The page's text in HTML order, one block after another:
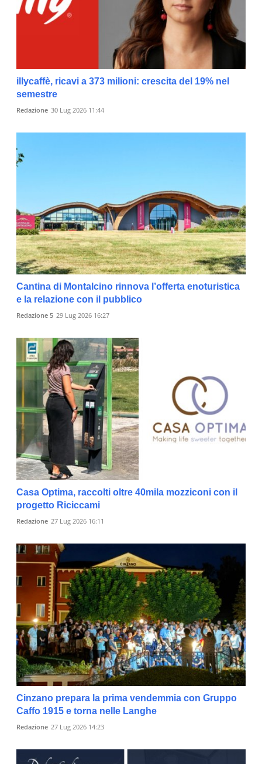
illycaffè, ricavi a 373 milioni: crescita del 19% nel
semestre
Redazione 30 Lug 2026 11:44
Cantina di Montalcino rinnova l’offerta enoturistica
e la relazione con il pubblico
Redazione 5 29 Lug 2026 16:27
Casa Optima, raccolti oltre 40mila mozziconi con il
progetto Riciccami
Redazione 27 Lug 2026 16:11
Cinzano prepara la prima vendemmia con Gruppo
Caffo 1915 e torna nelle Langhe
Redazione 27 Lug 2026 14:23